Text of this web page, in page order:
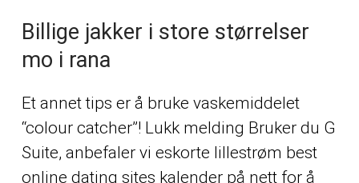
Billige jakker i store størrelser
mo i rana
Et annet tips er å bruke vaskemiddelet
“colour catcher”! Lukk melding Bruker du G
Suite, anbefaler vi eskorte lillestrøm best
online dating sites kalender på nett for å